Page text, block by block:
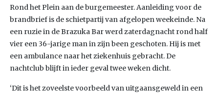
Rond het Plein aan de burgemeester. Aanleiding voor de
brandbrief is de schietpartij van afgelopen weekeinde. Na
een ruzie in de Brazuka Bar werd zaterdagnacht rond half
vier een 36-jarige man in zijn been geschoten. Hij is met
een ambulance naar het ziekenhuis gebracht. De
nachtclub blijft in ieder geval twee weken dicht.
‘Dit is het zoveelste voorbeeld van uitgaansgeweld in een